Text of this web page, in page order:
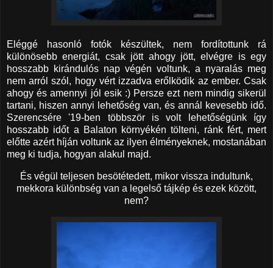
Eléggé hasonló fotók készültek, nem fordítottunk rá
különösebb energiát, csak jött ahogy jött, elvégre is egy
hosszabb kirándulós nap végén voltunk, a nyaralás meg
nem arról szól, hogy vért izzadva erőlködik az ember. Csak
ahogy és amennyi jól esik :) Persze ezt nem mindig sikerül
tartani, hiszen annyi lehetőség van, és annál kevesebb idő.
Szerencsére '19-ben többször is volt lehetőségünk így
hosszabb időt a Balaton környékén tölteni, ránk fért, mert
előtte azért híján voltunk az ilyen élményeknek, mostanában
meg ki tudja, hogyan alakul majd.
És végül teljesen besötétedett, mikor vissza indultunk,
mekkora különbség van a legelső tájkép és ezek között,
nem?